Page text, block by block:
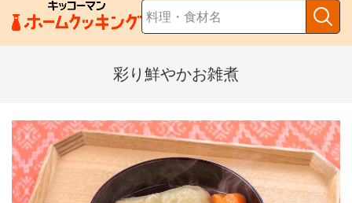
彩り鮮やかお雑煮